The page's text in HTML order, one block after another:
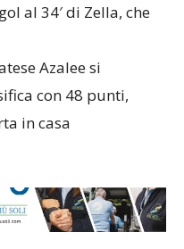
al 34′ di Zella, che
Azalee si
con 48 punti,
in casa